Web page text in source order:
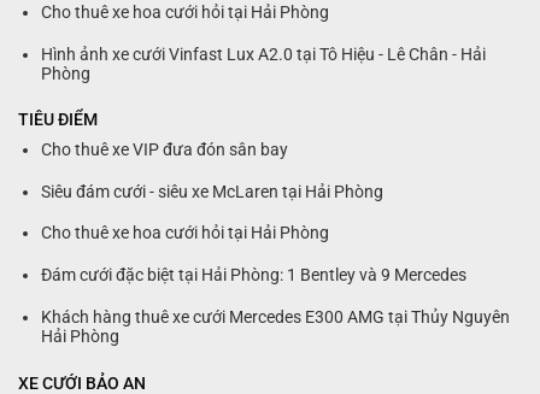
Cho thuê xe hoa cưới hỏi tại Hải Phòng
Hình ảnh xe cưới Vinfast Lux A2.0 tại Tô Hiệu - Lê Chân - Hải
Phòng
TIÊU ĐIỂM
Cho thuê xe VIP đưa đón sân bay
Siêu đám cưới - siêu xe McLaren tại Hải Phòng
Cho thuê xe hoa cưới hỏi tại Hải Phòng
Đám cưới đặc biệt tại Hải Phòng: 1 Bentley và 9 Mercedes
Khách hàng thuê xe cưới Mercedes E300 AMG tại Thủy Nguyên
Hải Phòng
XE CƯỚI BẢO AN